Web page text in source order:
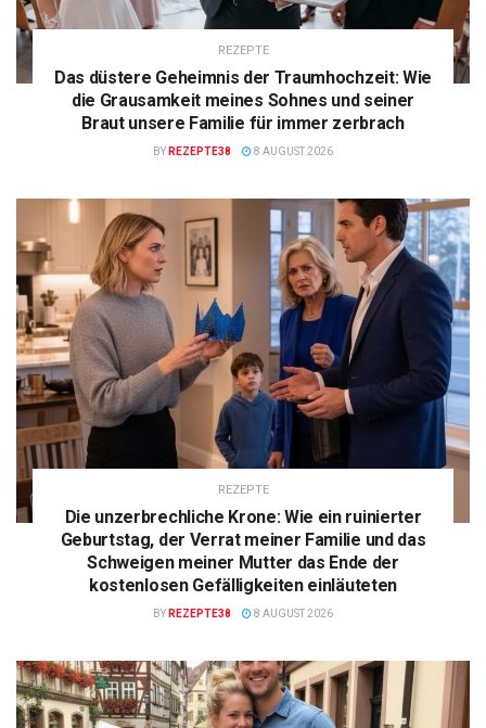
REZEPTE
Das düstere Geheimnis der Traumhochzeit: Wie
die Grausamkeit meines Sohnes und seiner
Braut unsere Familie für immer zerbrach
BY REZEPTE38 8 AUGUST 2026
REZEPTE
Die unzerbrechliche Krone: Wie ein ruinierter
Geburtstag, der Verrat meiner Familie und das
Schweigen meiner Mutter das Ende der
kostenlosen Gefälligkeiten einläuteten
BY REZEPTE38 8 AUGUST 2026